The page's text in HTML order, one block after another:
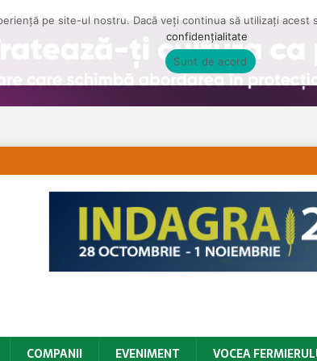
COMPANII EVENIMENT VOCEA
pe site-ul nostru. Dacă veți continua să utilizați
confidențialitate
Sunt de acord